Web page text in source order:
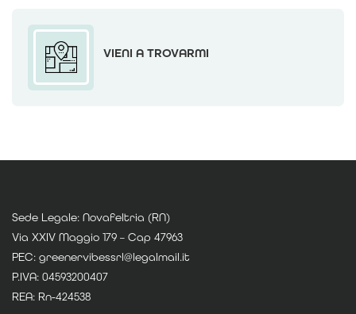
VIENI A TROVARMI
Sede Legale: Novafeltria (RN)
Via XXIV Maggio 179 – Cap 47963
PEC: greenervibessrl@legalmail.it
P.IVA: 04593200407
REA: Rn-424538